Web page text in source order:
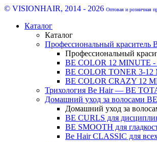
© VISIONHAIR, 2014 - 2026 Оптовая и розничная
Каталог
Каталог
Профессиональный краситель
Профессиональный
BE COLOR 12 MINUTE -
BE COLOR TONER 3-12
BE COLOR CRAZY 12
Трихология Be Hair — BE
Домашний уход за волосами
Домашний уход за
BE CURLS для
BE SMOOTH для
Be Hair CLASSIC для